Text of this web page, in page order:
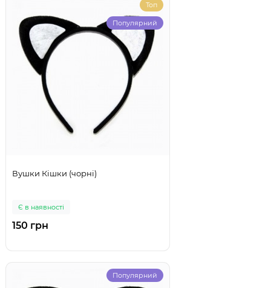
Топ
Популярний
Вушки Кішки (чорні)
Є в наявності
150 грн
Популярний